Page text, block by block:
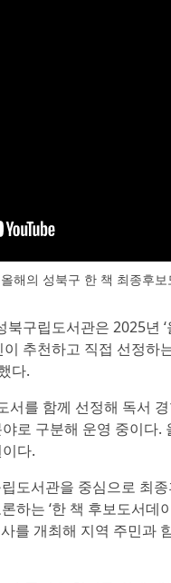
해의 성북구 한 책 최종후
북구립도서관은 2025년
이 추천하고 직접 선정
다.
서를 함께 선정해 독서
로 구분해 운영 중이
다.
도서관을 중심으로 최
하는 ‘한 책 후보도서
를 개최해 지역 주민과